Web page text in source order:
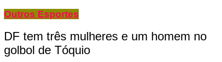
Outros Esportes
DF tem três mulheres e um homem no
golbol de Tóquio